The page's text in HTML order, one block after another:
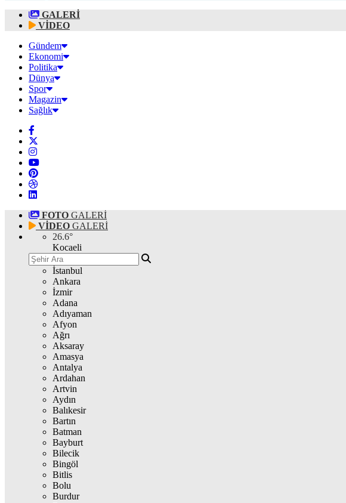
GALERİ
VİDEO
Gündem
Ekonomi
Politika
Dünya
Spor
Magazin
Sağlık
FOTO GALERİ
VİDEO GALERİ
26.6°
Kocaeli
İstanbul
Ankara
İzmir
Adana
Adıyaman
Afyon
Ağrı
Aksaray
Amasya
Antalya
Ardahan
Artvin
Aydın
Balıkesir
Bartın
Batman
Bayburt
Bilecik
Bingöl
Bitlis
Bolu
Burdur